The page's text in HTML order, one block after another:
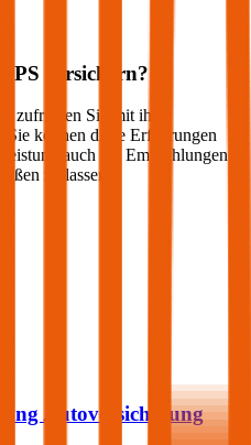
PS versichern?
zufrieden Sie mit ihrer
Sie können diese Erfahrungen
auch die Empfehlungen
zu lassen:
Autoversicherung